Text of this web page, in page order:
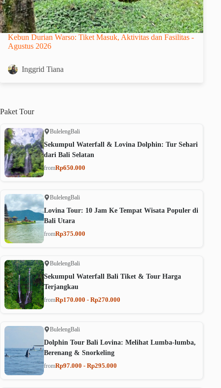
Kebun Durian Warso: Tiket Masuk, Aktivitas dan Fasilitas -
Agustus 2026
Inggrid Tiana
Paket Tour
BulelengBali
Sekumpul Waterfall & Lovina Dolphin: Tur Sehari
dari Bali Selatan
fromRp650.000
BulelengBali
Lovina Tour: 10 Jam Ke Tempat Wisata Populer di
Bali Utara
fromRp375.000
BulelengBali
Sekumpul Waterfall Bali Tiket & Tour Harga
Terjangkau
fromRp170.000 - Rp270.000
BulelengBali
Dolphin Tour Bali Lovina: Melihat Lumba-lumba,
Berenang & Snorkeling
fromRp97.000 - Rp295.000